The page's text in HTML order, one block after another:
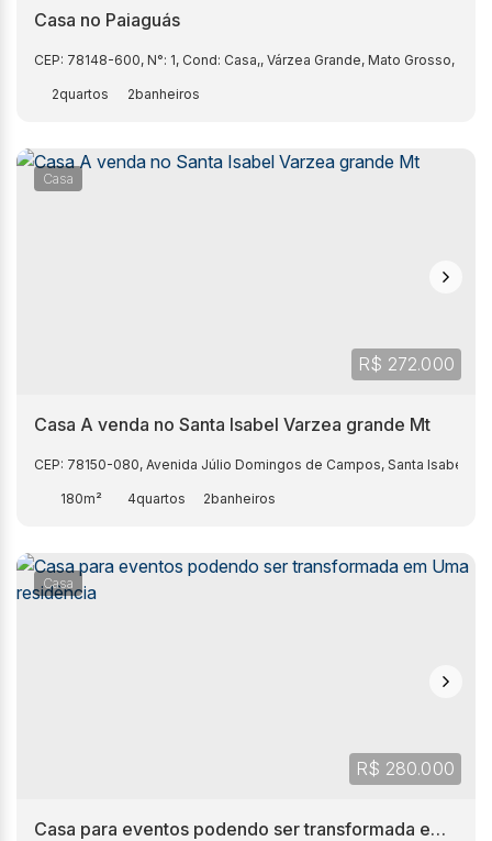
Casa no Paiaguás
CEP: 78148-600, N°: 1, Cond: Casa,, Várzea Grande, Mato Grosso,
2 2
Casa
R$ 272.000
Casa A venda no Santa Isabel Varzea grande Mt
CEP: 78150-080, Avenida Júlio Domingos de Campos, Santa Isabel
4 2
180m²
Casa
R$ 280.000
Casa para eventos podendo ser transformada em